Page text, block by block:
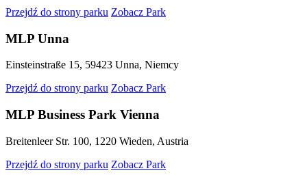
Przejdź do strony parku Zobacz Park
MLP Unna
Einsteinstraße 15, 59423 Unna, Niemcy
Przejdź do strony parku Zobacz Park
MLP Business Park Vienna
Breitenleer Str. 100, 1220 Wieden, Austria
Przejdź do strony parku Zobacz Park